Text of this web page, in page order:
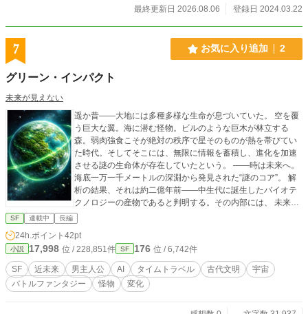
ス』では修也とは対照的に人類との共存ではなく支配という名目で動き出そうと
最終更新日 2026.08.06 登録日 2024.03.22
7 お気に入り追加 2
グリーン・インパクト
未来が見えない
遥か昔――大地には多種多様な生命が息づいていた。 空を覆
う巨大な翼。海に潜む怪物。ビルのような巨木が林立する
森。弱肉強食こそが絶対の秩序で星そのものが熱を帯びてい
た時代。そしてそこには、無限に情報を蓄積し、進化を加速
させる謎の生命体が存在していたという。 ――時は未来へ。
海底一万一千メートルの深淵から発見された“謎のコア”。 解
析の結果、それは約二億年前――中生代に誕生したバイオテ
クノロジーの産物であると判明する。その内部には、 未来社
会が直面する「情報崩壊」と「エネルギー保管問題」を同時
に解決する鍵が眠っていた。だが――未来の技術では開けな
い。起動条件は、中生代の技術と思われた。 研究責任者 Doct
or.J は決断する。特殊部隊を二億年前へ送り込み、コアの原
情報を回収せよと。降り立った先は、巨大生物が支配する灼
熱の熱帯世界。未知のバイオスフィア文明が息づく太古の大
地。そこで生きる男・ゲン。そしてその息子・ソウ。二人は
SF 連載中 長編
24h.ポイント 42pt
小説 17,998 位 / 228,851件 SF 176 位 / 6,742件
SF 近未来 男主人公 AI タイムトラベル 古代文明
宇宙
バトルファンタジー
怪物 変化